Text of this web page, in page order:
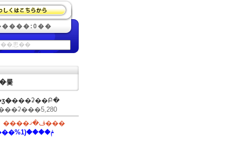
륯
��5,280
����ڤ�ޤ���
���ʡ��Բ�
29�ݥ����(1%����)